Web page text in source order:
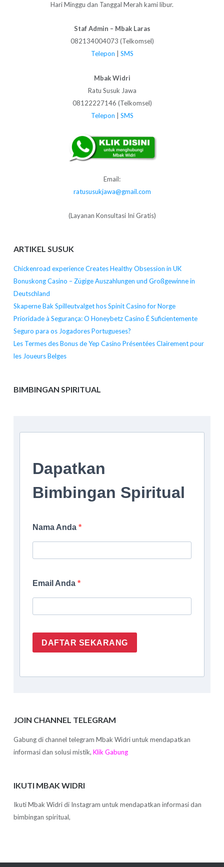
Hari Minggu dan Tanggal Merah kami libur.
Staf Admin – Mbak Laras
082134004073 (Telkomsel)
Telepon
SMS
Mbak Widri
Ratu Susuk Jawa
08122227146 (Telkomsel)
Telepon | SMS
Email:
ratususukjawa@gmail.com
(Layanan Konsultasi Ini Gratis)
ARTIKEL SUSUK
Chickenroad experience Creates Healthy Obsession in UK
Bonuskong Casino – Zügige Auszahlungen und Großgewinne in
Deutschland
Skaperne Bak Spilleutvalget hos Spinit Casino for Norge
Prioridade à Segurança: O Honeybetz Casino É Suficientemente
Seguro para os Jogadores Portugueses?
Les Termes des Bonus de Yep Casino Présentées Clairement pour
les Joueurs Belges
BIMBINGAN SPIRITUAL
Dapatkan
Bimbingan Spiritual
Nama Anda
Email Anda
DAFTAR SEKARANG
JOIN CHANNEL TELEGRAM
Gabung di channel telegram Mbak Widri untuk mendapatkan
informasi dan solusi mistik,Klik Gabung
IKUTI MBAK WIDRI
Ikuti Mbak Widri di Instagram untuk mendapatkan informasi dan
bimbingan spiritual,